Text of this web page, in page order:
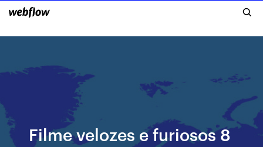
Filme velozes e furiosos 8